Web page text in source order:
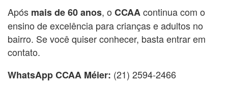
Após mais de 60 anos, o CCAAcontinua com o
ensino de excelência para crianças e adultos no
bairro. Se você quiser conhecer, basta entrar em
contato.
WhatsApp CCAA Méier: (21) 2594-2466